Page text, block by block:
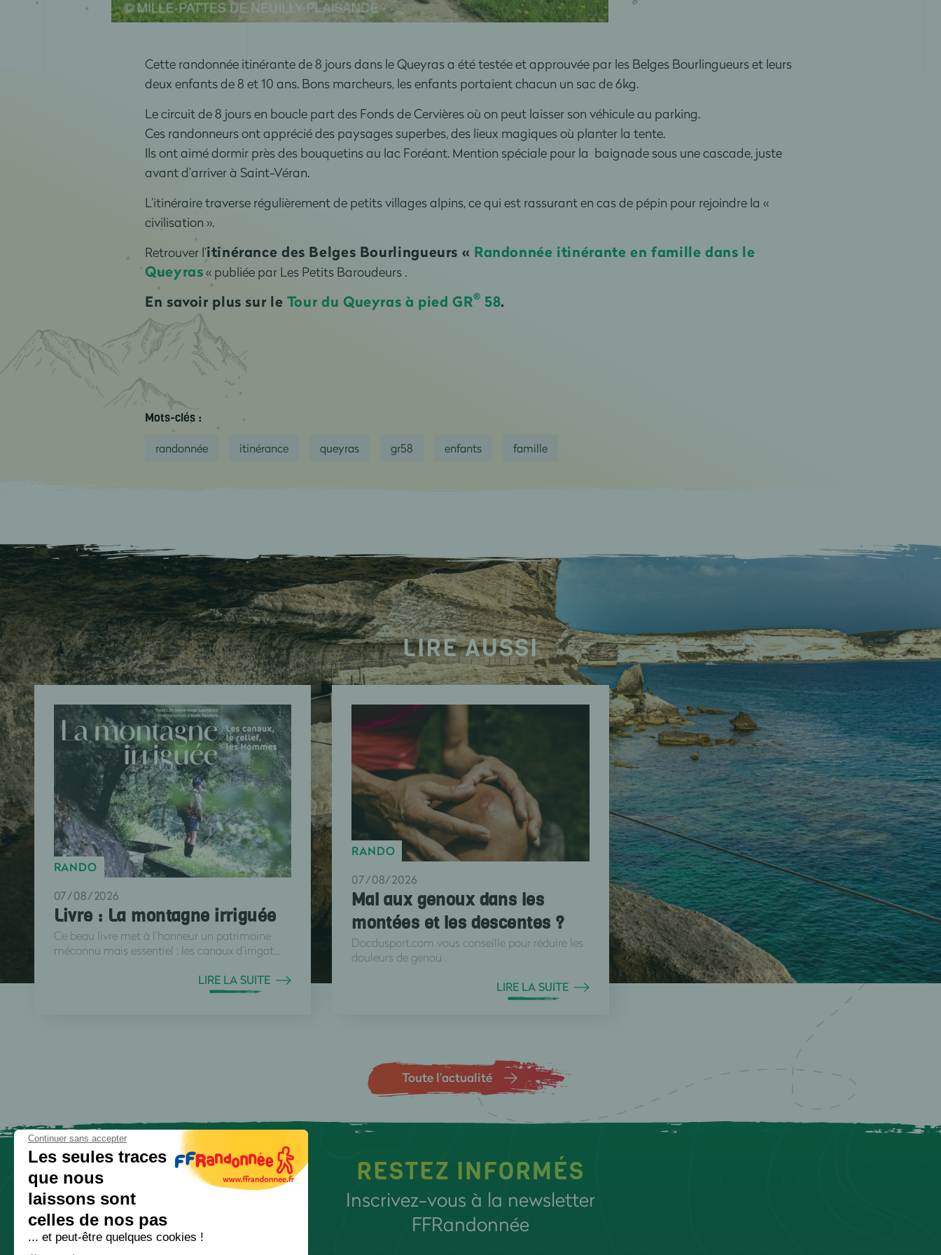
Cette randonnée itinérante de 8 jours dans le Queyras a été testée et approuvée par les Belges Bourlingueurs et leurs
deux enfants de 8 et 10 ans. Bons marcheurs, les enfants portaient chacun un sac de 6kg.
Le circuit de 8 jours en boucle part des Fonds de Cervières où on peut laisser son véhicule au parking.
Ces randonneurs ont apprécié des paysages superbes, des lieux magiques où planter la tente.
Ils ont aimé dormir près des bouquetins au lac Foréant. Mention spéciale pour la baignade sous une cascade, juste
avant d’arriver à Saint-Véran.
L’itinéraire traverse régulièrement de petits villages alpins, ce qui est rassurant en cas de pépin pour rejoindre la «
civilisation ».
Retrouver l’itinérance des Belges Bourlingueurs « Randonnée itinérante en famille dans le
Queyras« publiée par Les Petits Baroudeurs .
En savoir plus sur le Tour du Queyras à pied GR® 58.
Mots-clés :
randonnée itinérance queyras gr58 enfants famille
LIRE AUSSI
RANDO
07/08/2026
Livre : La montagne irriguée
Ce beau livre met à l’honneur un patrimoine
méconnu mais essentiel : les canaux d’irrigat...
LIRE LA SUITE
RANDO
07/08/2026
Mal aux genoux dans les
montées et les descentes ?
Docdusport.com vous conseille pour réduire les
douleurs de genou .
LIRE LA SUITE
Toute l’actualité
RESTEZ INFORMÉS
Inscrivez-vous à la newsletter
FFRandonnée
Continuer sans accepter
Les seules traces
que nous
laissons sont
celles de nos pas
... et peut-être quelques cookies !